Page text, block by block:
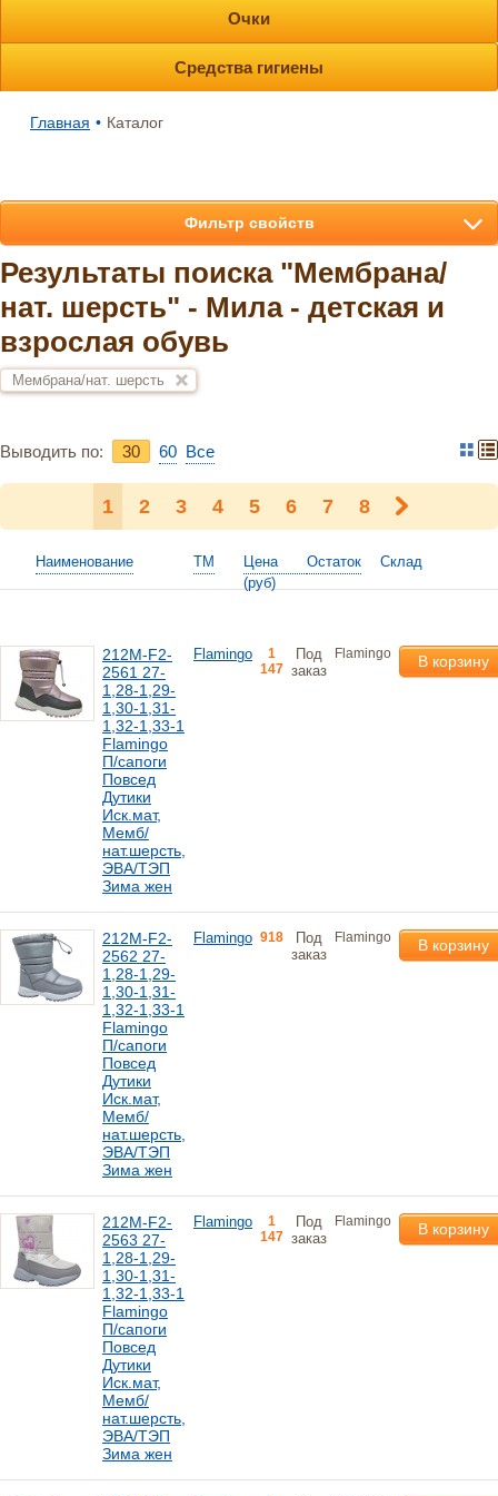
Очки
Средства гигиены
Главная • Каталог
Результаты поиска "Мембрана/
нат. шерсть" - Мила - детская и
взрослая обувь
Мембрана/нат. шерсть
Выводить по: 30 60 Bce
1 2 3 4 5 6 7 8
Наименование ТМ
Цена
(руб)
Остаток Склад
212M-F2-
2561 27-
1,28-1,29-
1,30-1,31-
1,32-1,33-1
Flamingo
П/сапоги
Повсед
Дутики
Иск.мат,
Мемб/
нат.шерсть,
ЭВА/ТЭП
Зима жен
Flamingo
1
147
Под
заказ
Flamingo В корзину
212M-F2-
2562 27-
1,28-1,29-
1,30-1,31-
1,32-1,33-1
Flamingo
П/сапоги
Повсед
Дутики
Иск.мат,
Мемб/
нат.шерсть,
ЭВА/ТЭП
Зима жен
Flamingo 918
Под
заказ
Flamingo В корзину
212M-F2-
2563 27-
1,28-1,29-
1,30-1,31-
1,32-1,33-1
Flamingo
П/сапоги
Повсед
Дутики
Иск.мат,
Мемб/
нат.шерсть,
ЭВА/ТЭП
Зима жен
Flamingo
1
147
Под
заказ
Flamingo В корзину
Фильтр свойств